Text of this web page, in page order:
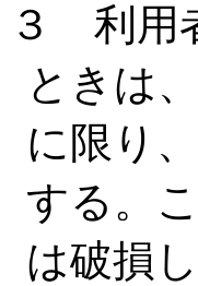
３ 利用
ときは
に限り
する。
は破損